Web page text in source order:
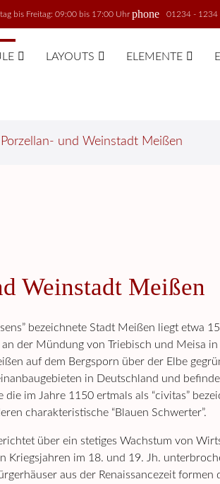
bis Freitag: 09:00 bis 17:00 Uhr phone 01234 - 1234
LAYOUTS ELEMENTE
Porzellan- und Weinstadt Meißen
Weinstadt Meißen
bezeichnete Stadt Meißen liegt etwa
an der Mündung von Triebisch und Meisa
auf dem Bergsporn über der Elbe
in Deutschland und
im Jahre 1150 ertmals als “civitas”
charakteristische “Blauen Schwerter”.
über ein stetiges Wachstum von
Kriegsjahren im 18. und 19. Jh.
aus der Renaissancezeit